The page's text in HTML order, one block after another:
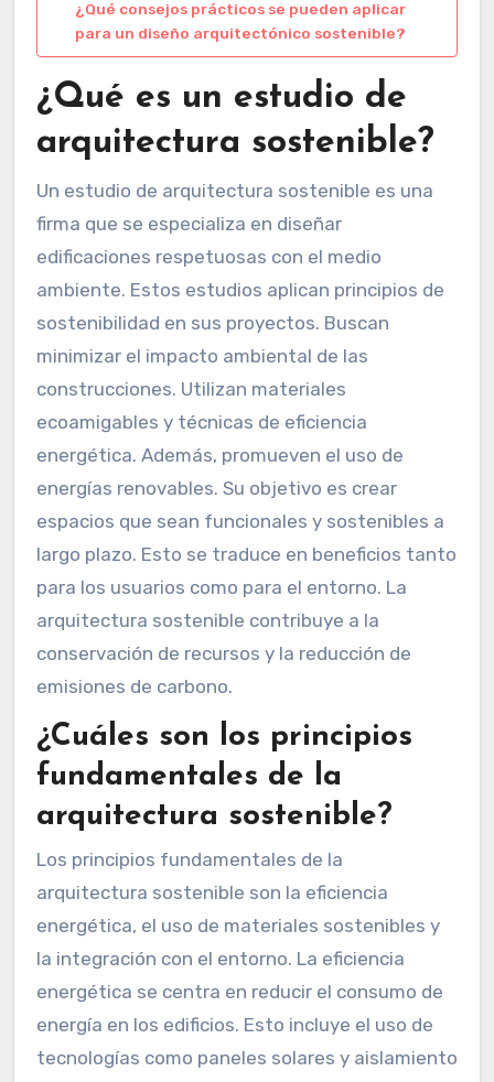
¿Qué consejos prácticos se pueden aplicar
para un diseño arquitectónico sostenible?
¿Qué es un estudio de
arquitectura sostenible?
Un estudio de arquitectura sostenible es una
firma que se especializa en diseñar
edificaciones respetuosas con el medio
ambiente. Estos estudios aplican principios de
sostenibilidad en sus proyectos. Buscan
minimizar el impacto ambiental de las
construcciones. Utilizan materiales
ecoamigables y técnicas de eficiencia
energética. Además, promueven el uso de
energías renovables. Su objetivo es crear
espacios que sean funcionales y sostenibles a
largo plazo. Esto se traduce en beneficios tanto
para los usuarios como para el entorno. La
arquitectura sostenible contribuye a la
conservación de recursos y la reducción de
emisiones de carbono.
¿Cuáles son los principios
fundamentales de la
arquitectura sostenible?
Los principios fundamentales de la
arquitectura sostenible son la eficiencia
energética, el uso de materiales sostenibles y
la integración con el entorno. La eficiencia
energética se centra en reducir el consumo de
energía en los edificios. Esto incluye el uso de
tecnologías como paneles solares y aislamiento